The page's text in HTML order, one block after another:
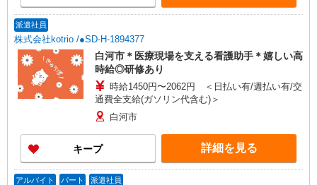
派遣社員
株式会社kotrio /●SD-H-1894377
白河市＊医療現場を支える看護助手＊嬉しい高
時給◎研修あり
時給1450円〜2062円 ＜日払い有/週払い有/交
通費全支給(ガソリン代含む)＞
白河市
キープ 詳細を見る
アルバイト パート 派遣社員